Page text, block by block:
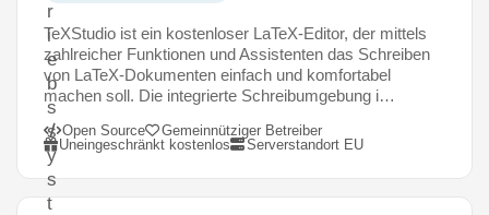
r
i
e
b
s
s
y
s
t
TeXStudio ist ein kostenloser LaTeX-Editor, der mittels
zahlreicher Funktionen und Assistenten das Schreiben
von LaTeX-Dokumenten einfach und komfortabel
machen soll. Die integrierte Schreibumgebung i…
Open Source
Gemeinnütziger Betreiber
Uneingeschränkt kostenlos
Serverstandort EU